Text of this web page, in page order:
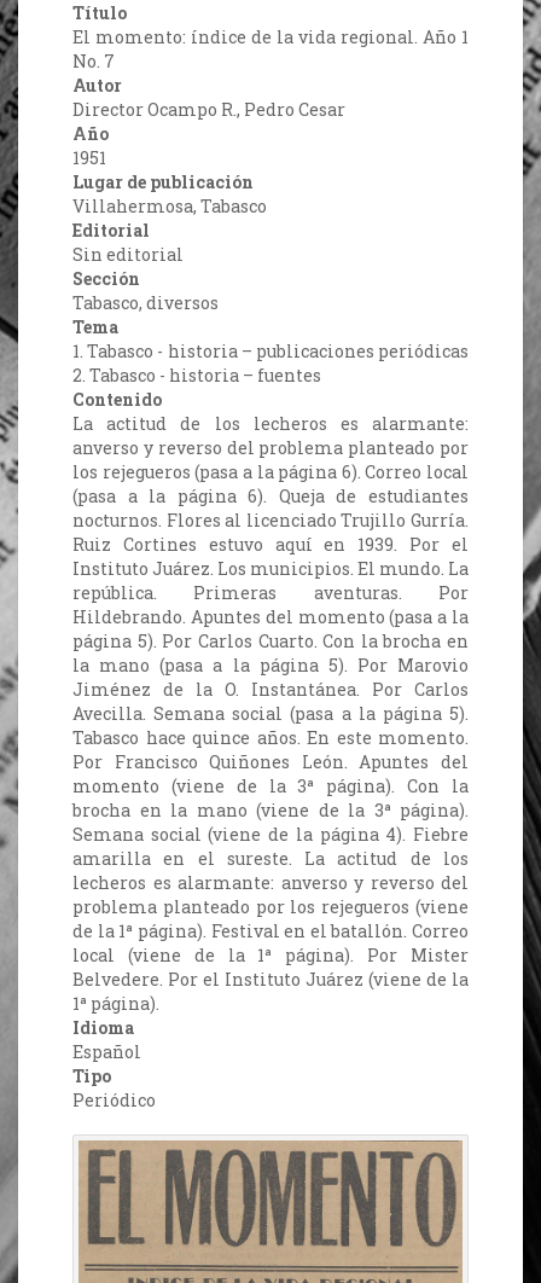
Título
El momento: índice de la vida regional. Año 1
No. 7
Autor
Director Ocampo R., Pedro Cesar
Año
1951
Lugar de publicación
Villahermosa, Tabasco
Editorial
Sin editorial
Sección
Tabasco, diversos
Tema
1. Tabasco - historia – publicaciones periódicas
2. Tabasco - historia – fuentes
Contenido
La actitud de los lecheros es alarmante:
anverso y reverso del problema planteado por
los rejegueros (pasa a la página 6). Correo local
(pasa a la página 6). Queja de estudiantes
nocturnos. Flores al licenciado Trujillo Gurría.
Ruiz Cortines estuvo aquí en 1939. Por el
Instituto Juárez. Los municipios. El mundo. La
república. Primeras aventuras. Por
Hildebrando. Apuntes del momento (pasa a la
página 5). Por Carlos Cuarto. Con la brocha en
la mano (pasa a la página 5). Por Marovio
Jiménez de la O. Instantánea. Por Carlos
Avecilla. Semana social (pasa a la página 5).
Tabasco hace quince años. En este momento.
Por Francisco Quiñones León. Apuntes del
momento (viene de la 3ª página). Con la
brocha en la mano (viene de la 3ª página).
Semana social (viene de la página 4). Fiebre
amarilla en el sureste. La actitud de los
lecheros es alarmante: anverso y reverso del
problema planteado por los rejegueros (viene
de la 1ª página). Festival en el batallón. Correo
local (viene de la 1ª página). Por Mister
Belvedere. Por el Instituto Juárez (viene de la
1ª página).
Idioma
Español
Tipo
Periódico